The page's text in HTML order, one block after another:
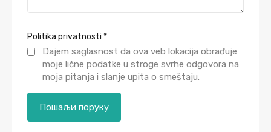
Politika privatnosti *
Dajem saglasnost da ova veb lokacija obrađuje
moje lične podatke u stroge svrhe odgovora na
moja pitanja i slanje upita o smeštaju.